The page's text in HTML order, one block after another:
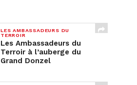
LES AMBASSADEURS DU
TERROIR
Les Ambassadeurs du
Terroir à l’auberge du
Grand Donzel